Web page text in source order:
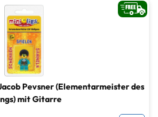
Pevsner (Elementarmeister des
mit Gitarre